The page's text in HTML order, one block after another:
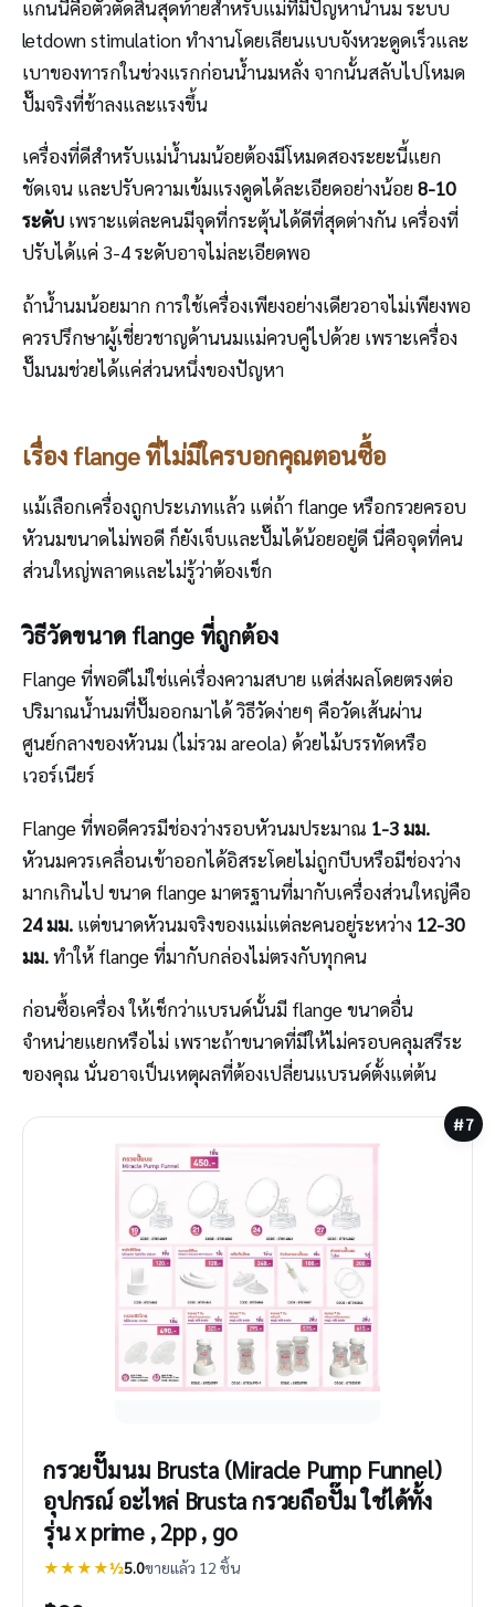
แกนนี้คือตัวตัดสินสุดท้ายสำหรับแม่ที่มีปัญหาน้ำนม ระบบ
letdown stimulation ทำงานโดยเลียนแบบจังหวะดูดเร็วและ
เบาของทารกในช่วงแรกก่อนน้ำนมหลั่ง จากนั้นสลับไปโหมด
ปั๊มจริงที่ช้าลงและแรงขึ้น
เครื่องที่ดีสำหรับแม่น้ำนมน้อยต้องมีโหมดสองระยะนี้แยก
ชัดเจน และปรับความเข้มแรงดูดได้ละเอียดอย่างน้อย8-10
ระดับ เพราะแต่ละคนมีจุดที่กระตุ้นได้ดีที่สุดต่างกัน เครื่องที่
ปรับได้แค่ 3-4 ระดับอาจไม่ละเอียดพอ
ถ้าน้ำนมน้อยมาก การใช้เครื่องเพียงอย่างเดียวอาจไม่เพียงพอ
ควรปรึกษาผู้เชี่ยวชาญด้านนมแม่ควบคู่ไปด้วย เพราะเครื่อง
ปั๊มนมช่วยได้แค่ส่วนหนึ่งของปัญหา
เรื่อง flange ที่ไม่มีใครบอกคุณตอนซื้อ
แม้เลือกเครื่องถูกประเภทแล้ว แต่ถ้า flange หรือกรวยครอบ
หัวนมขนาดไม่พอดี ก็ยังเจ็บและปั๊มได้น้อยอยู่ดี นี่คือจุดที่คน
ส่วนใหญ่พลาดและไม่รู้ว่าต้องเช็ก
วิธีวัดขนาด flange ที่ถูกต้อง
Flange ที่พอดีไม่ใช่แค่เรื่องความสบาย แต่ส่งผลโดยตรงต่อ
ปริมาณน้ำนมที่ปั๊มออกมาได้ วิธีวัดง่ายๆ คือวัดเส้นผ่าน
ศูนย์กลางของหัวนม (ไม่รวม areola) ด้วยไม้บรรทัดหรือ
เวอร์เนียร์
Flange ที่พอดีควรมีช่องว่างรอบหัวนมประมาณ 1-3 มม.
หัวนมควรเคลื่อนเข้าออกได้อิสระโดยไม่ถูกบีบหรือมีช่องว่าง
มากเกินไป ขนาด flange มาตรฐานที่มากับเครื่องส่วนใหญ่คือ
24 มม. แต่ขนาดหัวนมจริงของแม่แต่ละคนอยู่ระหว่าง 12-30
มม.ทำให้ flange ที่มากับกล่องไม่ตรงกับทุกคน
ก่อนซื้อเครื่อง ให้เช็กว่าแบรนด์นั้นมี flange ขนาดอื่น
จำหน่ายแยกหรือไม่ เพราะถ้าขนาดที่มีให้ไม่ครอบคลุมสรีระ
ของคุณ นั่นอาจเป็นเหตุผลที่ต้องเปลี่ยนแบรนด์ตั้งแต่ต้น
#7
กรวยปั๊มนม Brusta (Miracle Pump Funnel)
อุปกรณ์ อะไหล่ Brusta กรวยถือปั๊ม ใช่ได้ทั้ง
รุ่น x prime , 2pp , go
★★★★½5.0ขายแล้ว 12 ชิ้น